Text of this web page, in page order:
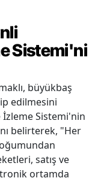
Sistemi'ni
büyükbaş
edilmesini
Sistemi'nin
belirterek, "Her
satış ve
ortamda